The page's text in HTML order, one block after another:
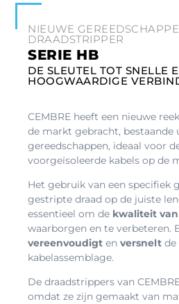
NIEUWE
DRAADSTRIPPER
SERIE HB
DE SLEUTEL TOT SNELLE
HOOGWAARDIGE
CEMBRE heeft een nieuwe
de markt gebracht, bestaande
gereedschappen, ideaal voor
voorgeïsoleerde kabels op de
Het gebruik van een specifiek
gestripte draad op de juiste
essentieel om de kwaliteit
waarborgen en te verbeteren.
vereenvoudigt en versnelt de
kabelassemblage.
De draadstrippers van
omdat ze zijn gemaakt van